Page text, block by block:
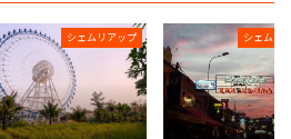
シェムリアップ シェムリ